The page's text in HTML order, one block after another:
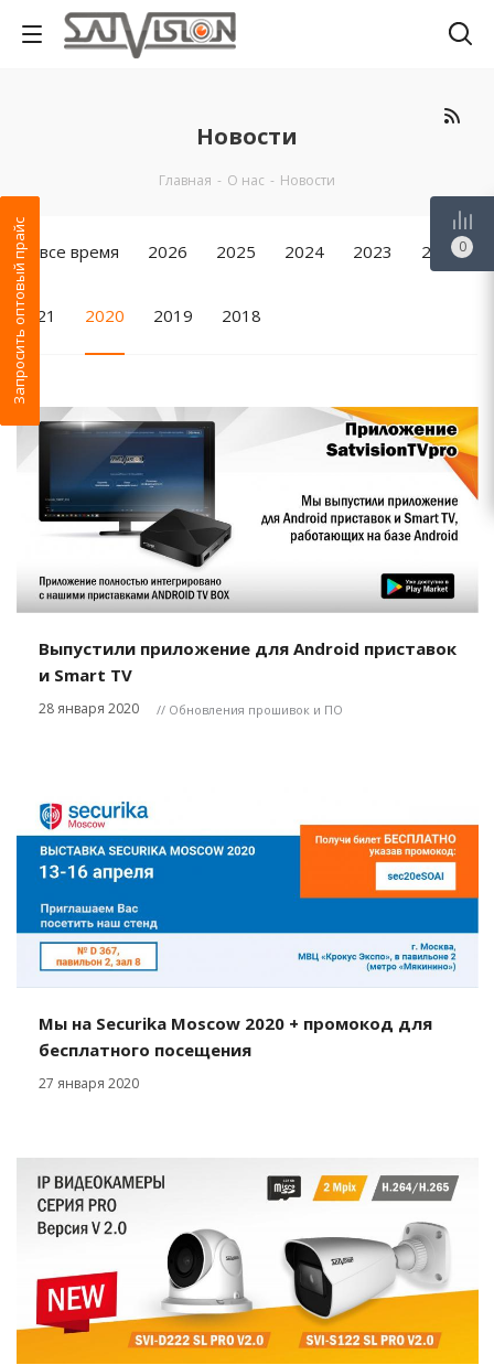
Новости
Главная - О нас - Новости
За все время 2026 2025 2024 2023 2022
2021 2020 2019 2018
Выпустили приложение для Android приставок
и Smart TV
28 января 2020 // Обновления прошивок и ПО
Мы на Securika Moscow 2020 + промокод для
бесплатного посещения
27 января 2020
Запросить оптовый прайс 0